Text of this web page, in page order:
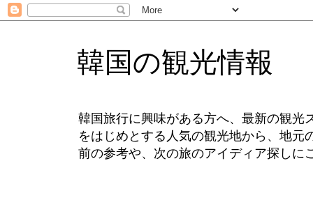
韓国の観光情報
韓国旅行に興味がある方へ、最新の観光
をはじめとする人気の観光地から、地
前の参考や、次の旅のアイディア探しに